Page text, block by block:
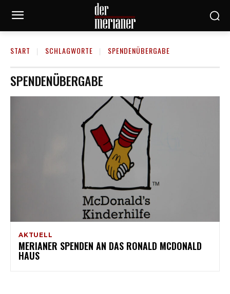
START SCHLAGWORTE SPENDENÜBERGABE
SPENDENÜBERGABE
AKTUELL
MERIANER SPENDEN AN DAS RONALD MCDONALD
HAUS